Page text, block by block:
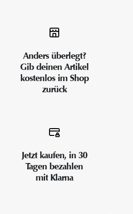
Anders überlegt?
Gib deinen Artikel
kostenlos im Shop
zurück
Jetzt kaufen, in 30
Tagen bezahlen
mit Klarna